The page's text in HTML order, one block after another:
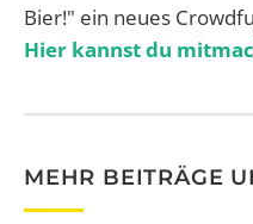
Bier!" ein neues
Hier kannst du
MEHR BEITRÄGE